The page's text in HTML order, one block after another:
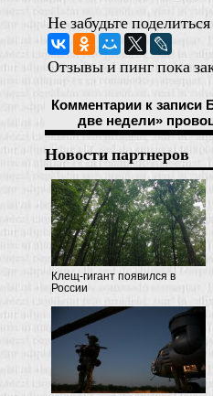
Не забудьте
Отзывы и пинг пока
Комментарии к записи
две недели»
Новости партнеров
Клещ-гигант появился в
России